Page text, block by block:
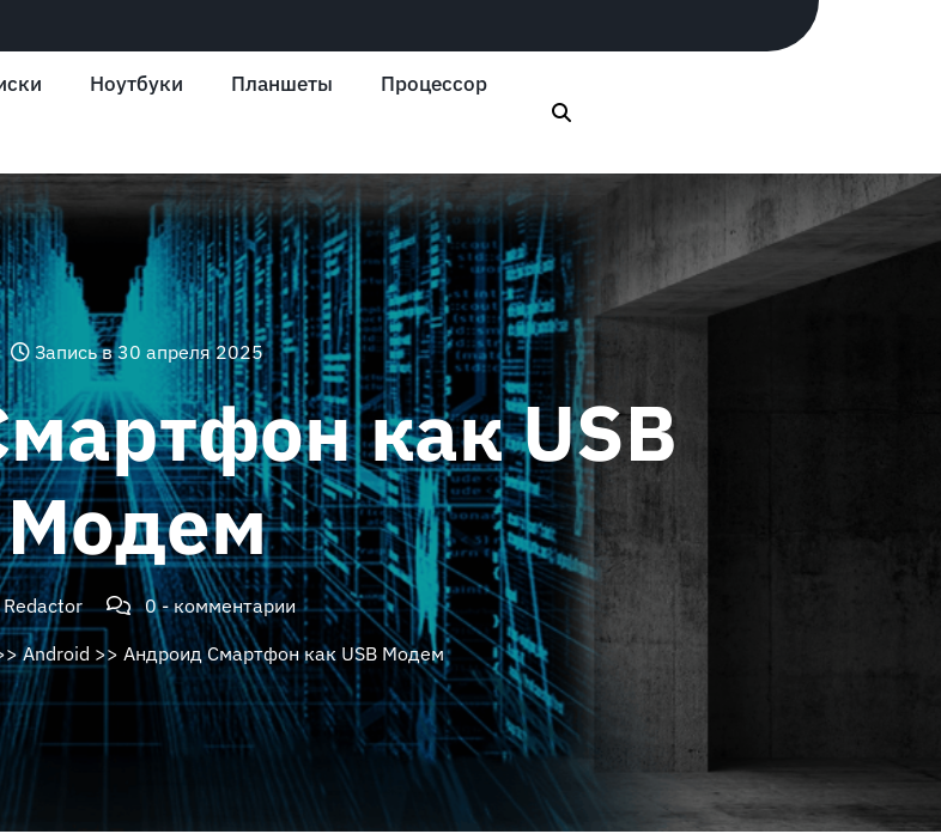
Ноутбуки Планшеты Процессор
Запись в 30 апреля 2025
как USB
Модем
Redactor
0 - комментарии
Android >> Андроид Смартфон как USB Модем